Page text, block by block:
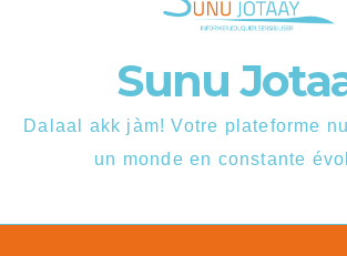
Sunu
Dalaal akk jàm! Votre plateforme
un monde en constante